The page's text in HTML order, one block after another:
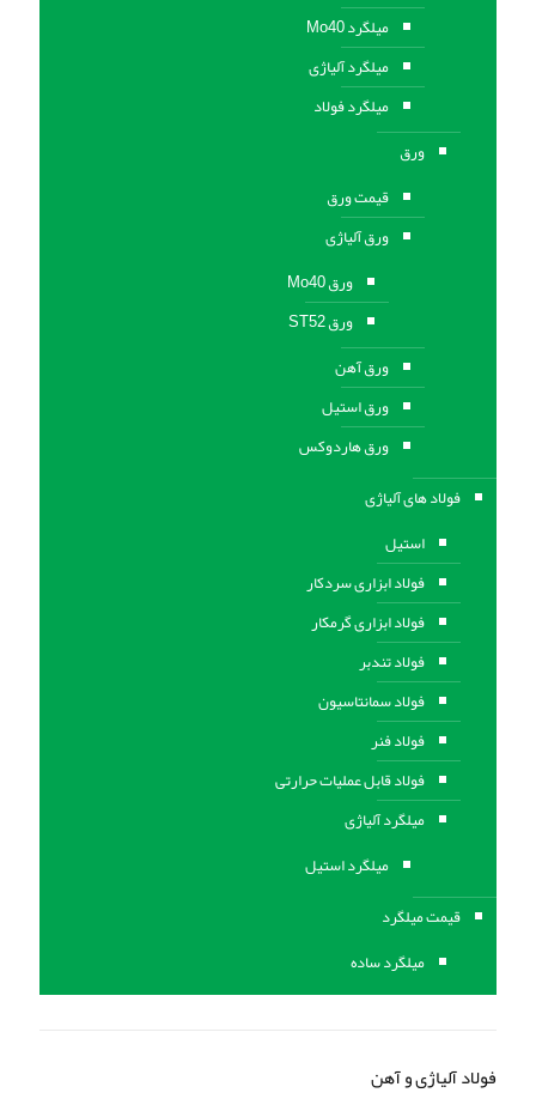
میلگرد Mo40
میلگرد آلیاژی
میلگرد فولاد
ورق
قیمت ورق
ورق آلیاژی
ورق Mo40
ورق ST52
ورق آهن
ورق استيل
ورق هاردوکس
فولاد های آلیاژی
استیل
فولاد ابزاری سردکار
فولاد ابزاری گرمکار
فولاد تندبر
فولاد سمانتاسیون
فولاد فنر
فولاد قابل عملیات حرارتی
ميلگرد آلیاژی
میلگرد استیل
قیمت میلگرد
میلگرد ساده
فولاد آلیاژی و آهن